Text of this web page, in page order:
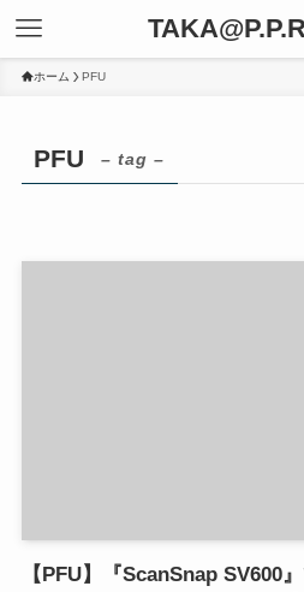
ホーム PFU
PFU – tag –
【PFU】『ScanSnap SV600